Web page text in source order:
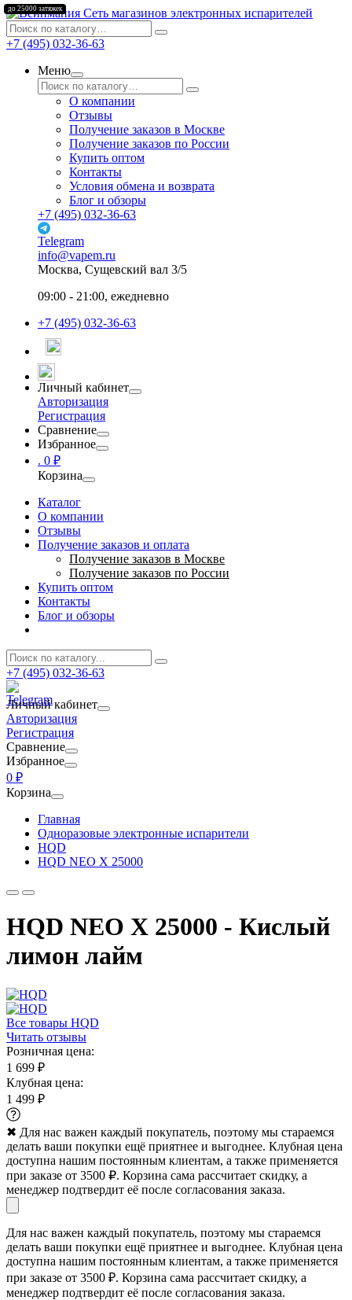
Сеть магазинов электронных испарителей
+7 (495) 032-36-63
Меню
О компании
Отзывы
Получение заказов в Москве
Получение заказов по России
Купить оптом
Контакты
Условия обмена и возврата
Блог и обзоры
+7 (495) 032-36-63
Telegram
info@vapem.ru
Москва, Сущевский вал 3/5
09:00 - 21:00, ежедневно
+7 (495) 032-36-63
Личный кабинет
Авторизация
Регистрация
Сравнение
Избранное
. 0 ₽
Корзина
Каталог
О компании
Отзывы
Получение заказов и оплата
Получение заказов в Москве
Получение заказов по России
Купить оптом
Контакты
Блог и обзоры
+7 (495) 032-36-63
Личный кабинет
Авторизация
Регистрация
Сравнение
Избранное
0 ₽
Корзина
Главная
Одноразовые электронные испарители
HQD
HQD NEO X 25000
до 25000 затяжек
HQD NEO X 25000 - Кислый
лимон лайм
Все товары HQD
Читать отзывы
Розничная цена:
1 699 ₽
Клубная цена:
1 499 ₽
✖ Для нас важен каждый покупатель, поэтому мы стараемся
делать ваши покупки ещё приятнее и выгоднее. Клубная цена
доступна нашим постоянным клиентам, а также применяется
при заказе от 3500 ₽. Корзина сама рассчитает скидку, а
менеджер подтвердит её после согласования заказа.
Для нас важен каждый покупатель, поэтому мы стараемся
делать ваши покупки ещё приятнее и выгоднее. Клубная цена
доступна нашим постоянным клиентам, а также применяется
при заказе от 3500 ₽. Корзина сама рассчитает скидку, а
менеджер подтвердит её после согласования заказа.